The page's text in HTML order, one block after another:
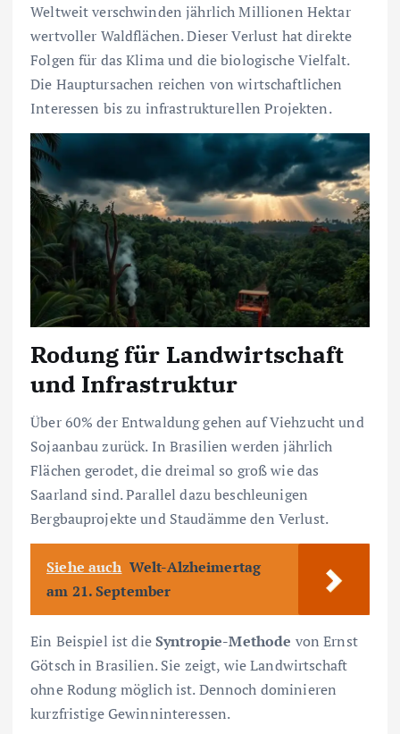
Weltweit verschwinden jährlich Millionen Hektar
wertvoller Waldflächen. Dieser Verlust hat direkte
Folgen für das Klima und die biologische Vielfalt.
Die Hauptursachen reichen von wirtschaftlichen
Interessen bis zu infrastrukturellen Projekten.
Rodung für Landwirtschaft
und Infrastruktur
Über 60% der Entwaldung gehen auf Viehzucht und
Sojaanbau zurück. In Brasilien werden jährlich
Flächen gerodet, die dreimal so groß wie das
Saarland sind. Parallel dazu beschleunigen
Bergbauprojekte und Staudämme den Verlust.
Siehe auch Welt-Alzheimertag
am 21. September
Ein Beispiel ist dieSyntropie-Methode von Ernst
Götsch in Brasilien. Sie zeigt, wie Landwirtschaft
ohne Rodung möglich ist. Dennoch dominieren
kurzfristige Gewinninteressen.